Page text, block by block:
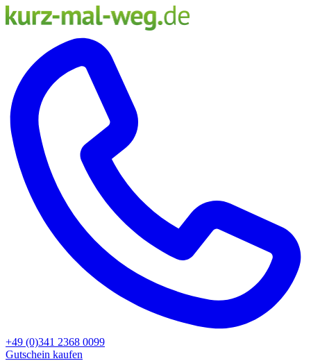
+49 (0)341 2368 0099
Gutschein kaufen